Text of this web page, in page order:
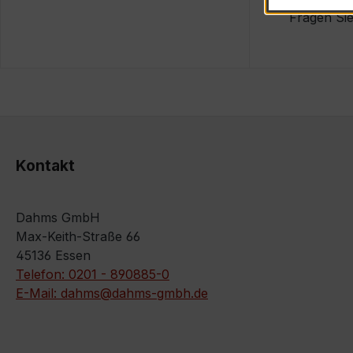
Fragen
Kontakt
Dahms GmbH
Max-Keith-Straße 66
45136 Essen
Telefon: 0201 - 890885-0
E-Mail: dahms@dahms-gmbh.de